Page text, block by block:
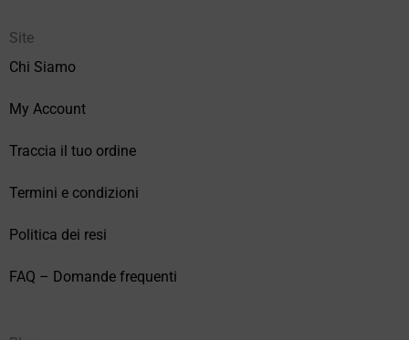
Site
Chi Siamo
My Account
Traccia il tuo ordine
Termini e condizioni
Politica dei resi
FAQ – Domande frequenti